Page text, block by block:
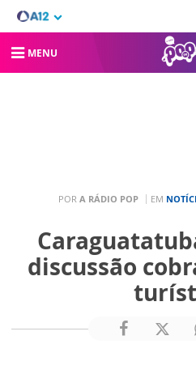
MENU
POR A RÁDIO POP EM
discussão